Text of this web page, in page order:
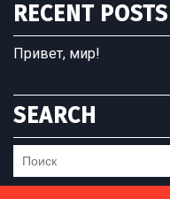
RECENT POSTS
Привет, мир!
SEARCH